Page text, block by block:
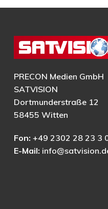
PRECON Medien GmbH
SATVISION
Dortmunderstraße 12
58455 Witten
Fon: +49 2302 28 23 3
E-Mail: